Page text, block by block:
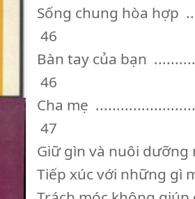
Sống chung hòa hợp
46
Bàn tay của bạn
46
Cha mẹ
47
Giữ gìn và nuôi
Tiếp xúc với những gì